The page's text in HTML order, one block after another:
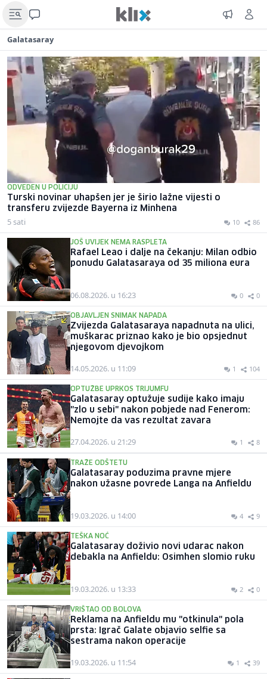
Galatasaray
ODVEDEN U POLICIJU
Turski novinar uhapšen jer je širio lažne vijesti o
transferu zvijezde Bayerna iz Minhena
5 sati 10 86
JOŠ UVIJEK NEMA RASPLETA
Rafael Leao i dalje na čekanju: Milan odbio
ponudu Galatasaraya od 35 miliona eura
06.08.2026. u 16:23 0 0
OBJAVLJEN SNIMAK NAPADA
Zvijezda Galatasaraya napadnuta na ulici,
muškarac priznao kako je bio opsjednut
njegovom djevojkom
14.05.2026. u 11:09 1 104
OPTUŽBE UPRKOS TRIJUMFU
Galatasaray optužuje sudije kako imaju
"zlo u sebi" nakon pobjede nad Fenerom:
Nemojte da vas rezultat zavara
27.04.2026. u 21:29 1 8
TRAŽE ODŠTETU
Galatasaray poduzima pravne mjere
nakon užasne povrede Langa na Anfieldu
19.03.2026. u 14:00 4 9
TEŠKA NOĆ
Galatasaray doživio novi udarac nakon
debakla na Anfieldu: Osimhen slomio ruku
19.03.2026. u 13:33 2 0
VRIŠTAO OD BOLOVA
Reklama na Anfieldu mu "otkinula" pola
prsta: Igrač Galate objavio selfie sa
sestrama nakon operacije
19.03.2026. u 11:54 1 39